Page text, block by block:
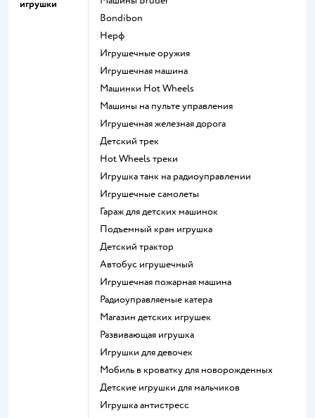
игрушки
Bondibon
Нерф
Игрушечные оружия
Игрушечная машина
Машинки Hot Wheels
Машины на пульте управления
Игрушечная железная дорога
Детский трек
Hot Wheels треки
Игрушка танк на радиоуправлении
Игрушечные самолеты
Гараж для детских машинок
Подъемный кран игрушка
Детский трактор
Автобус игрушечный
Игрушечная пожарная машина
Радиоуправляемые катера
Магазин детских игрушек
Развивающая игрушка
Игрушки для девочек
Мобиль в кроватку для новорожденных
Детские игрушки для мальчиков
Игрушка антистресс